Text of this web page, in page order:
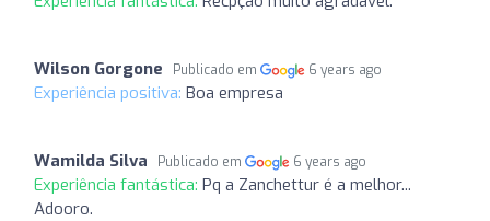
Wilson Gorgone Publicado em 6 years ago
Experiência positiva: Boa empresa
Wamilda Silva Publicado em 6 years ago
Experiência fantástica: Pq a Zanchettur é a melhor...
Adooro.